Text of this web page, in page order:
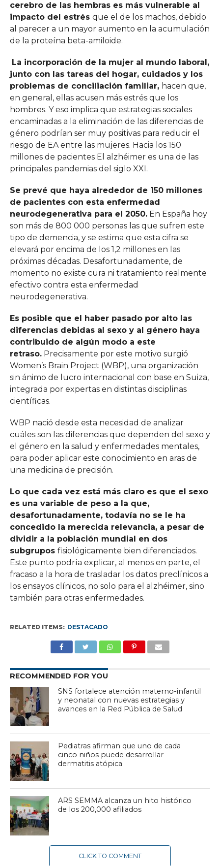
cerebro de las hembras es más vulnerable al
impacto del estrés que el de los machos, debido
al parecer a un mayor aumento en la acumulación
de la proteína beta-amiloide.
La incorporación de la mujer al mundo laboral,
junto con las tareas del hogar, cuidados y los
problemas de conciliación familiar, hacen que,
en general, ellas acusen más estrés que los
hombres. Y eso implica que estrategias sociales
encaminadas a la eliminación de las diferencias de
género podrían ser muy positivas para reducir el
riesgo de EA entre las mujeres. Hacia los 150
millones de pacientes El alzhéimer es una de las
principales pandemias del siglo XXI.
Se prevé que haya alrededor de 150 millones
de pacientes con esta enfermedad
neurodegenerativa para el 2050.En España hoy
son más de 800 000 personas las que sufren este
tipo de demencia, y se estima que esta cifra se
elevará por encima de los 1,2 millones en las
próximas décadas. Desafortunadamente, de
momento no existe cura ni tratamiento realmente
efectivo contra esta enfermedad
neurodegenerativa.
Es posible que el haber pasado por alto las
diferencias debidas al sexo y al género haya
contribuido de algún modo a este
retraso.Precisamente por este motivo surgió
Women’s Brain Project (WBP), una organización
sin ánimo de lucro internacional con base en Suiza,
integrada por expertas en distintas disciplinas
científicas.
WBP nació desde esta necesidad de analizar
cuáles son las diferencias que dependen del sexo y
el género en la salud y enfermedades mentales,
para poder aplicar este conocimiento en aras de
una medicina de precisión.
Lo que cada vez está más claro es que el sexo
es una variable de peso a la que,
desafortunadamente, todavía no se le ha
concedido la merecida relevancia, a pesar de
dividir a la población mundial en dos
subgrupos fisiológicamente bien diferenciados.
Este punto podría explicar, al menos en parte, el
fracaso a la hora de trasladar los datos preclínicos a
los ensayos clínicos, no solo para el alzhéimer, sino
también para otras enfermedades.
RELATED ITEMS: DESTACADO
RECOMMENDED FOR YOU
SNS fortalece atención materno-infantil
y neonatal con nuevas estrategias y
avances en la Red Pública de Salud
Pediatras afirman que uno de cada
cinco niños puede desarrollar
dermatitis atópica
ARS SEMMA alcanza un hito histórico
de los 200,000 afiliados
CLICK TO COMMENT